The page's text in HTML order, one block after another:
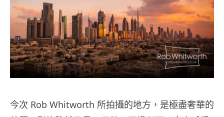
今次 Rob Whitworth 所拍攝的地方，是極盡奢華的